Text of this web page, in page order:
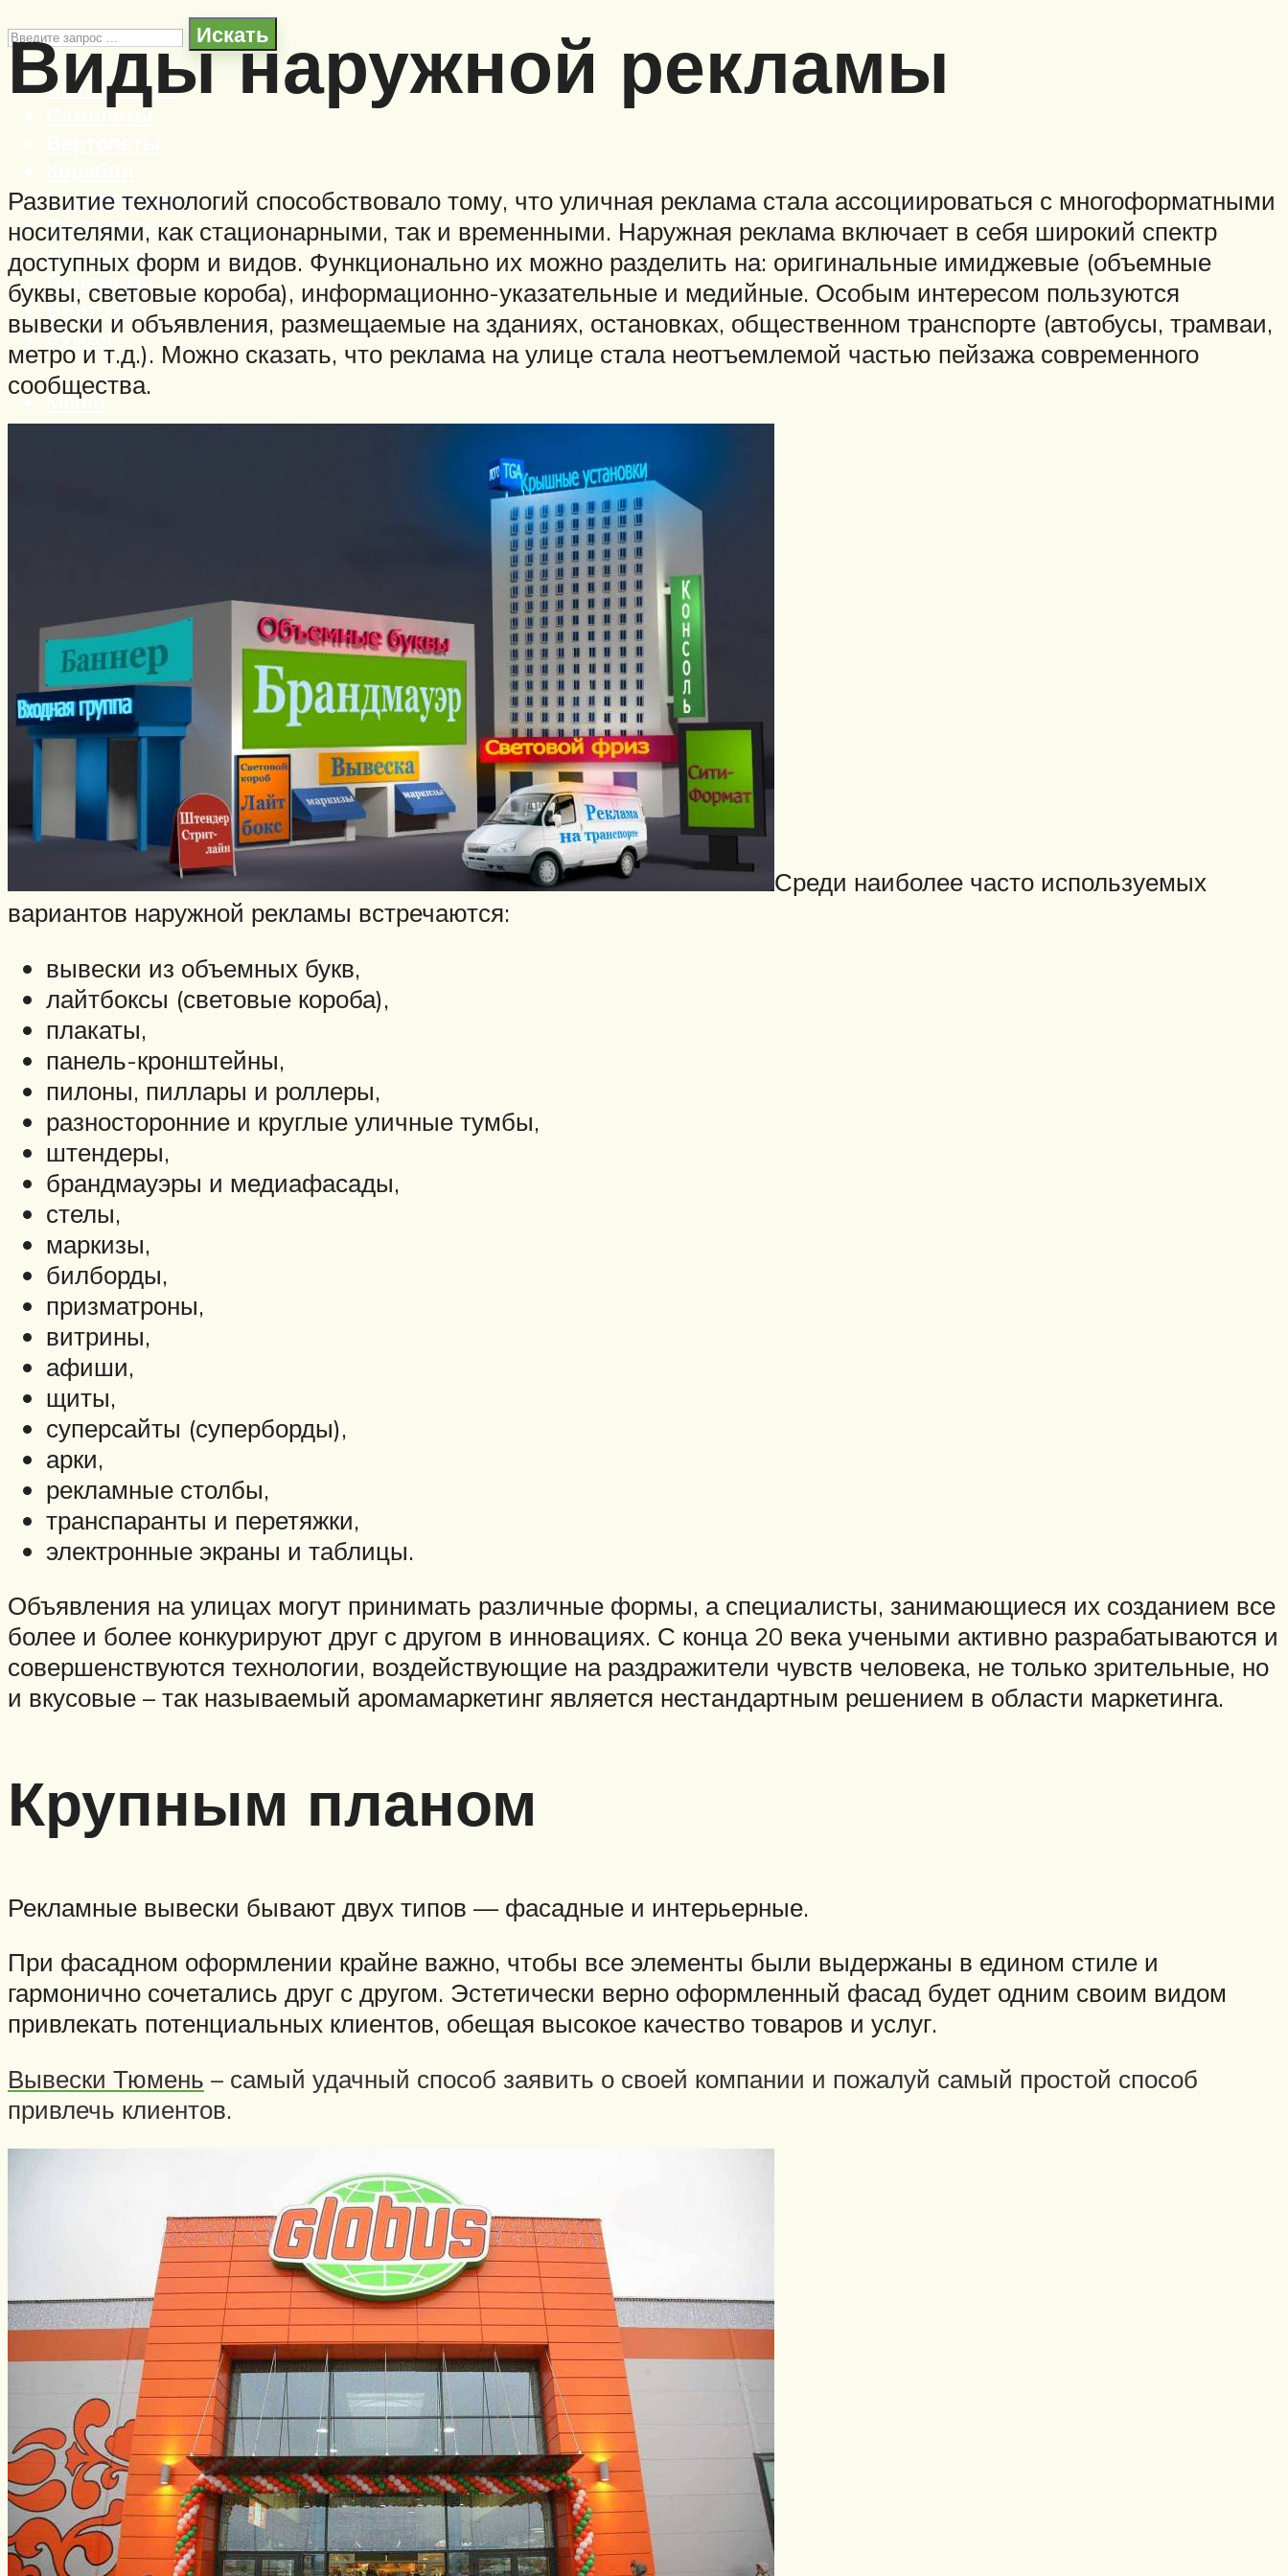
Искать
Автомобили
Самолеты
Бронетехника
Пистолеты
Автоматы
Пулеметы
Винтовки
Ружья
Меню
Виды наружной рекламы
Развитие технологий способствовало тому, что уличная реклама стала ассоциироваться с многоформатными
носителями, как стационарными, так и временными. Наружная реклама включает в себя широкий спектр
доступных форм и видов. Функционально их можно разделить на: оригинальные имиджевые (объемные
буквы, световые короба), информационно-указательные и медийные. Особым интересом пользуются
вывески и объявления, размещаемые на зданиях, остановках, общественном транспорте (автобусы, трамваи,
метро и т.д.). Можно сказать, что реклама на улице стала неотъемлемой частью пейзажа современного
сообщества.
Среди наиболее часто используемых
вариантов наружной рекламы встречаются:
вывески из объемных букв,
лайтбоксы (световые короба),
плакаты,
панель-кронштейны,
пилоны, пиллары и роллеры,
разносторонние и круглые уличные тумбы,
штендеры,
брандмауэры и медиафасады,
стелы,
маркизы,
билборды,
призматроны,
витрины,
афиши,
щиты,
суперсайты (суперборды),
арки,
рекламные столбы,
транспаранты и перетяжки,
электронные экраны и таблицы.
Объявления на улицах могут принимать различные формы, а специалисты, занимающиеся их созданием все
более и более конкурируют друг с другом в инновациях. С конца 20 века учеными активно разрабатываются и
совершенствуются технологии, воздействующие на раздражители чувств человека, не только зрительные, но
и вкусовые – так называемый аромамаркетинг является нестандартным решением в области маркетинга.
Крупным планом
Рекламные вывески бывают двух типов — фасадные и интерьерные.
При фасадном оформлении крайне важно, чтобы все элементы были выдержаны в едином стиле и
гармонично сочетались друг с другом. Эстетически верно оформленный фасад будет одним своим видом
привлекать потенциальных клиентов, обещая высокое качество товаров и услуг.
Вывески Тюмень – самый удачный способ заявить о своей компании и пожалуй самый простой способ
привлечь клиентов.